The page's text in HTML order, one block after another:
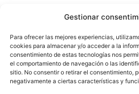
Gestionar
Para ofrecer las mejores experiencias,
cookies para almacenar y/o acceder a la
consentimiento de estas tecnologías nos
el comportamiento de navegación o las
sitio. No consentir o retirar el consentimiento,
negativamente a ciertas características y
elemental necesidad de control. En
calidad forma parte de nuestro
y está implantado en cada una de las
procedimientos y departamentos,
todos nuestros productos o servicios.